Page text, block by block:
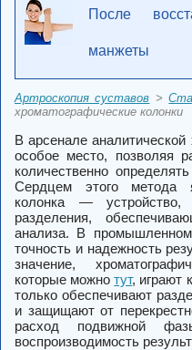
После
манжеты
Артроскопия суставов >
хроматографические колонки
В арсенале
особое место, позволяя
количественно
Сердцем этого метода
колонка — устройство,
разделения,
анализа. В
точность и надежность
значение,
которые можнотут, играют
только обеспечивают
и защищают от
расход подвижной
воспроизводимость